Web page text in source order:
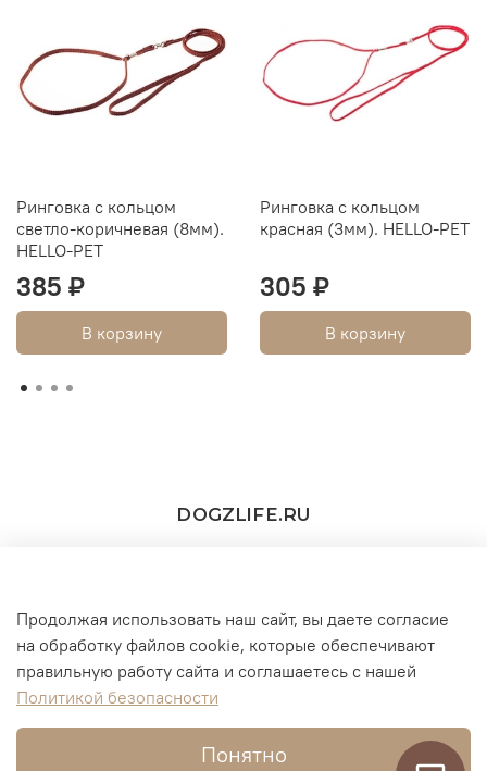
Ринговка с кольцом
светло-коричневая (8мм).
HELLO-PET
385 ₽
В корзину
Ринговка с кольцом
красная (3мм). HELLO-PET
305 ₽
В корзину
+7(916) 860-11-73 (WhatsApp/Telegram/MAX))
г. Москва
DOGZLIFE.RU
Продолжая использовать наш сайт, вы даете согласие
на обработку файлов cookie, которые обеспечивают
правильную работу сайта и соглашаетесь с нашей
Политикой безопасности
Понятно